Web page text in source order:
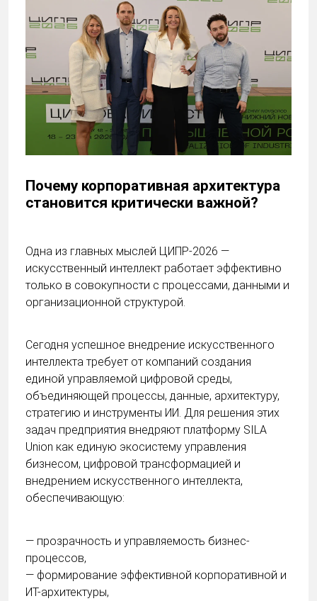
Почему корпоративная архитектура
становится критически важной?
Одна из главных мыслей ЦИПР-2026 —
искусственный интеллект работает эффективно
только в совокупности с процессами, данными и
организационной структурой.
Сегодня успешное внедрение искусственного
интеллекта требует от компаний создания
единой управляемой цифровой среды,
объединяющей процессы, данные, архитектуру,
стратегию и инструменты ИИ. Для решения этих
задач предприятия внедряют платформу SILA
Union как единую экосистему управления
бизнесом, цифровой трансформацией и
внедрением искусственного интеллекта,
обеспечивающую:
— прозрачность и управляемость бизнес-
процессов,
— формирование эффективной корпоративной и
ИТ-архитектуры,